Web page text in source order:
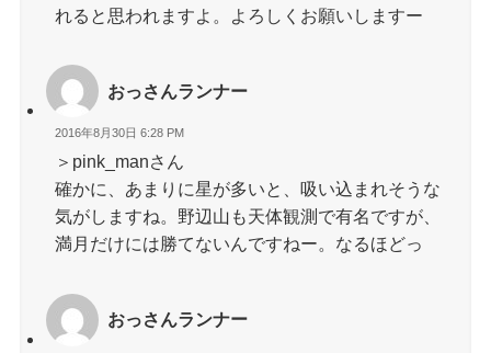
れると思われますよ。よろしくお願いしますー
おっさんランナー
2016年8月30日 6:28 PM
＞pink_manさん
確かに、あまりに星が多いと、吸い込まれそうな
気がしますね。野辺山も天体観測で有名ですが、
満月だけには勝てないんですねー。なるほどっ
おっさんランナー